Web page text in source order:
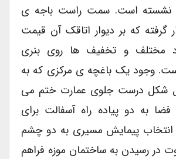
نشسته است. سمت راست باجه ی
گرفته که بر دیوار اتاقک آن قیمت
مختلف و تخفیف ها روی بنری
وجود یک باغچه ی مرکزی که به
درست جلوی عمارت ختم می
به دو پیاده راه آسفالت برای
انتخاب پیمایش مسیری به دو چشم
در رسیدن به ساختمان موزه فراهم